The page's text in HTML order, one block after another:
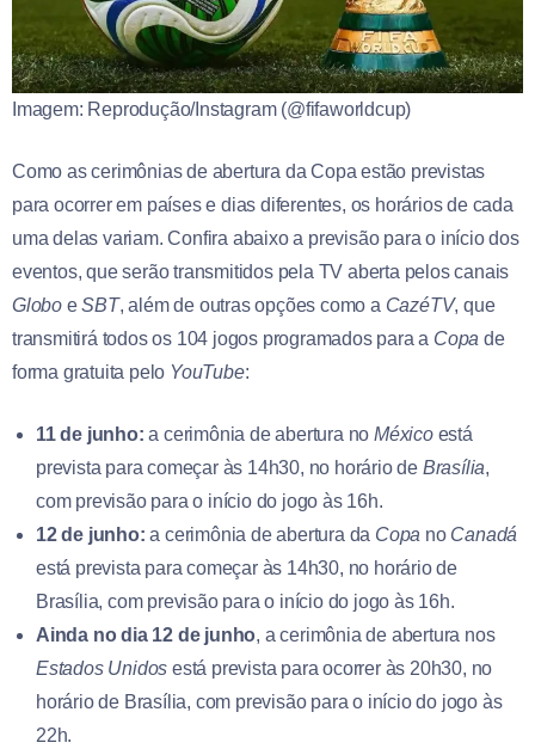
Imagem: Reprodução/Instagram (@fifaworldcup)
Como as cerimônias de abertura da Copa estão previstas
para ocorrer em países e dias diferentes, os horários de cada
uma delas variam. Confira abaixo a previsão para o início dos
eventos, que serão transmitidos pela TV aberta pelos canais
Globo eSBT, além de outras opções como a CazéTV, que
transmitirá todos os 104 jogos programados para a Copa de
forma gratuita pelo YouTube:
11 de junho: a cerimônia de abertura noMéxicoestá
prevista para começar às 14h30, no horário de Brasília,
com previsão para o início do jogo às 16h.
12 de junho: a cerimônia de abertura da Copa no Canadá
está prevista para começar às 14h30, no horário de
Brasília, com previsão para o início do jogo às 16h.
Ainda no dia 12 de junho, a cerimônia de abertura nos
Estados Unidos está prevista para ocorrer às 20h30, no
horário de Brasília, com previsão para o início do jogo às
22h.